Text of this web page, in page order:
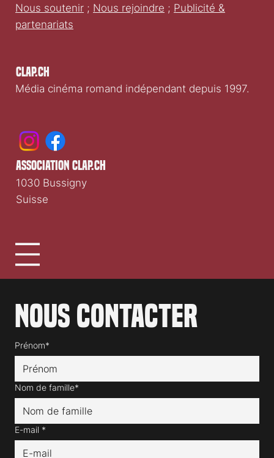
Clap.ch
Média cinéma romand indépendant depuis 1997.
Nous soutenir ; Nous rejoindre ; Publicité &
partenariats
Nous contacter
Prénom*
Nom de famille*
E-mail *
association clap.ch
1030 Bussigny
Suisse